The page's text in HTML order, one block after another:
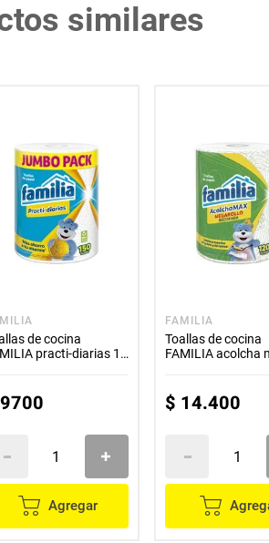
similares
de cocina
practi-diarias 1
9700
Agregar
FAMILIA
Toallas de cocina
FAMILIA acolcha
$ 14.400